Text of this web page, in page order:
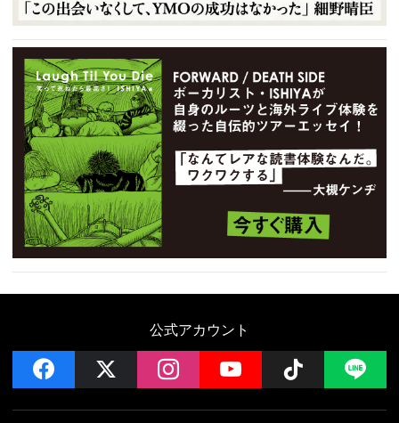
公式アカウント
facebook instagramYouTube Follow